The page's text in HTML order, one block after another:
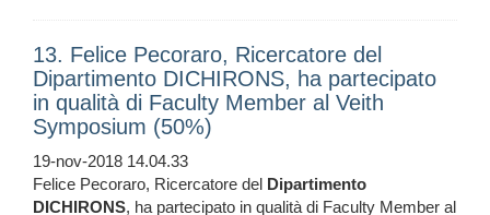
13. Felice Pecoraro, Ricercatore del
Dipartimento DICHIRONS, ha partecipato
in qualità di Faculty Member al Veith
Symposium (50%)
19-nov-2018 14.04.33
Felice Pecoraro, Ricercatore del Dipartimento
DICHIRONS, ha partecipato in qualità di Faculty Member al